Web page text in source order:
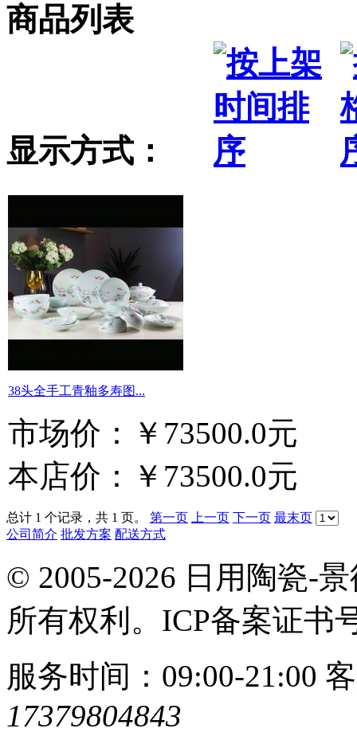
商品列表
显示方式：
38头全手工青釉多寿图...
市场价：
￥73500.0元
本店价：
￥73500.0元
总计 1 个记录，共 1 页。 第一页 上一页 下一页 最末页
公司简介 批发方案 配送方式
© 2005-2026 日用陶瓷-
所有权利。ICP备案证书
服务时间：09:00-21:00
17379804843